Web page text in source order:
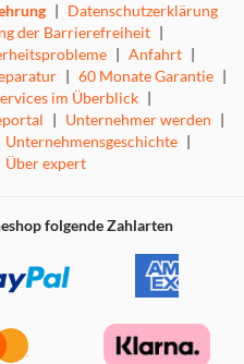
| Datenschutzerklärung
der Barrierefreiheit |
| Anfahrt |
| 60 Monate Garantie |
im Überblick |
| Unternehmer werden |
Unternehmensgeschichte |
Über expert
folgende Zahlarten